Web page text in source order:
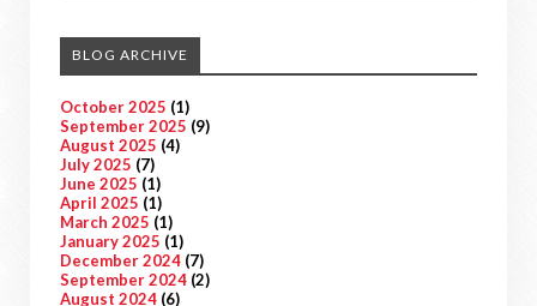
BLOG ARCHIVE
October 2025 (1)
September 2025 (9)
August 2025 (4)
July 2025 (7)
June 2025 (1)
April 2025 (1)
March 2025 (1)
January 2025 (1)
December 2024 (7)
September 2024 (2)
August 2024 (6)